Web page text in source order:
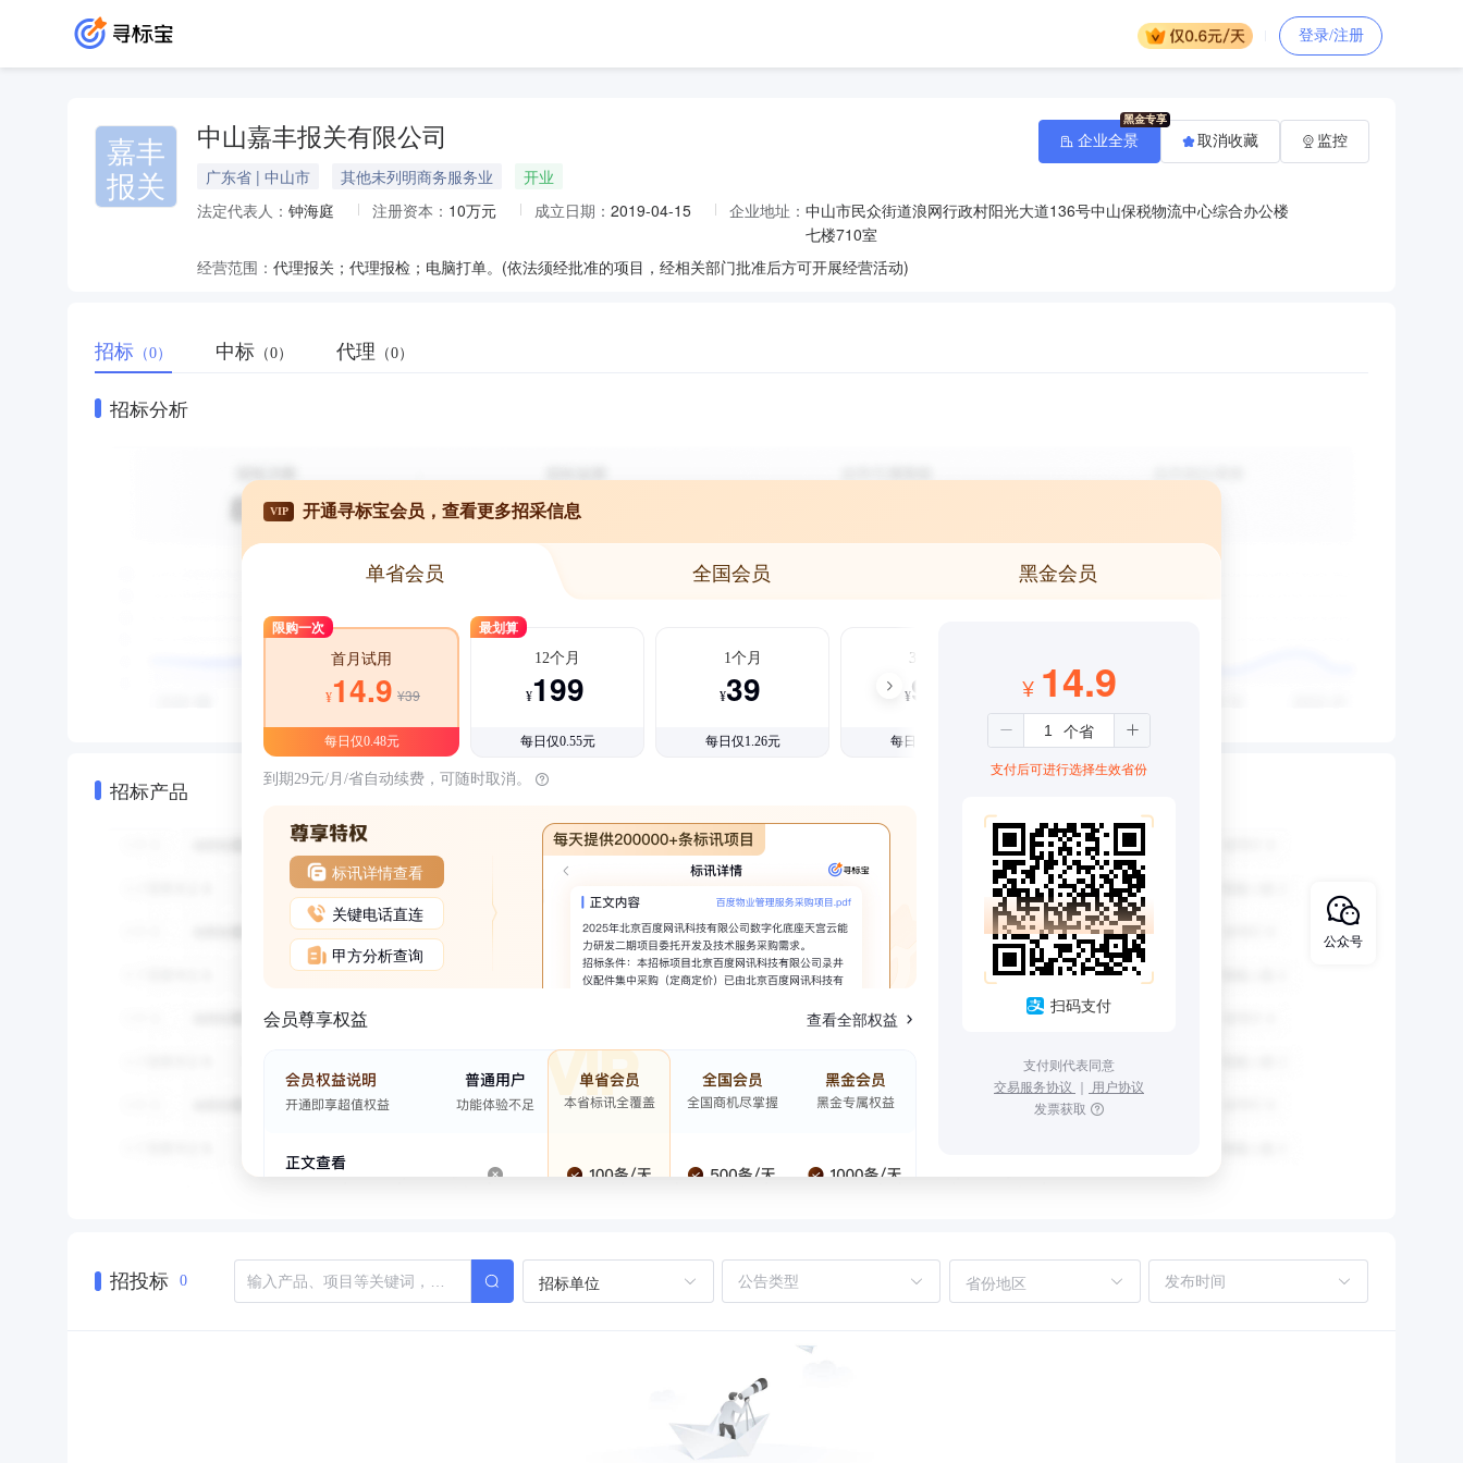
登录/注册
嘉丰
报关
中山嘉丰报关有限公司
广东省 | 中山市 其他未列明商务服务业
开业
法定代表人： 钟海庭 注册资本： 10万元 成立日期： 2019-04-15 企业地址： 中山市民众街道浪网行政村阳光大道136号中山保税物流中心综合办公楼
七楼710室
经营范围： 代理报关；代理报检；电脑打单。(依法须经批准的项目，经相关部门批准后方可开展经营活动)
企业全景 取消收藏 监控
招标 （0） 中标 （0） 代理 （0）
招标分析
招标产品
VIP 开通寻标宝会员，查看更多招采信息
单省会员 全国会员 黑金会员
限购一次
首月试用
¥14.9 ¥39
每日仅0.48元
最划算
12个月
¥199
每日仅0.55元
1个月
¥39
每日仅1.26元
3个月
¥99
每日仅1.08元
到期29元/月/省自动续费，可随时取消。
标讯详情查看
关键电话直连
甲方分析查询
会员尊享权益 查看全部权益
¥ 14.9
支付后可进行选择生效省份
扫码支付
支付则代表同意
交易服务协议 ｜ 用户协议
发票获取
招投标 0 招标单位 省份地区
公众号